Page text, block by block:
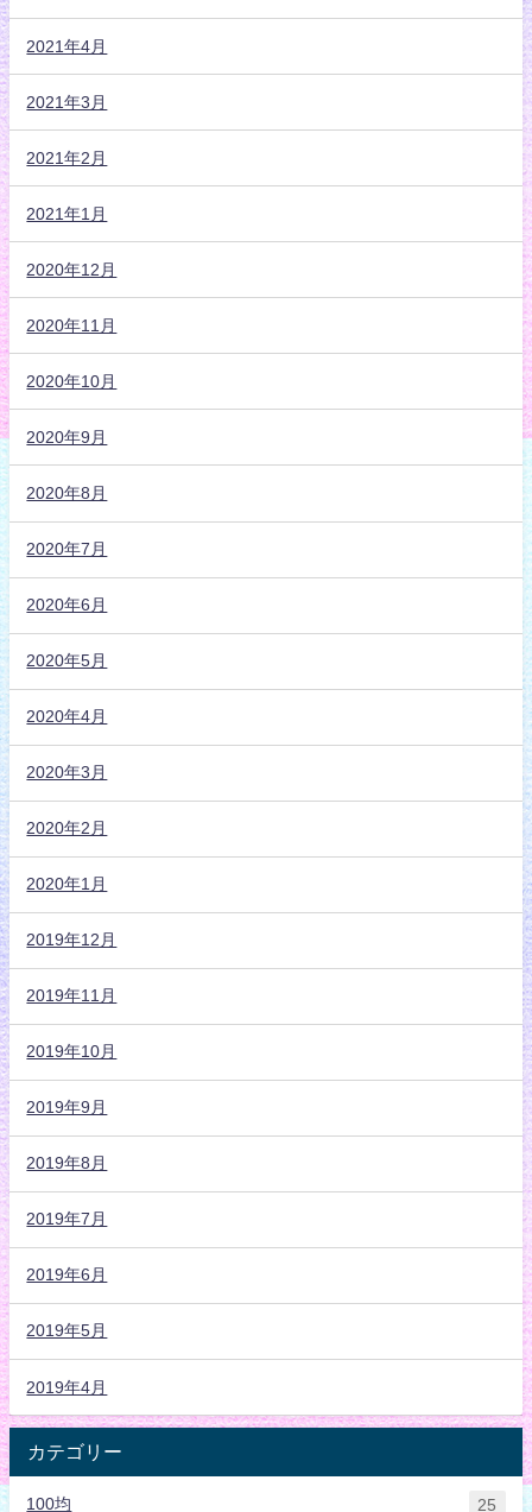
2021年4月
2021年3月
2021年2月
2021年1月
2020年12月
2020年11月
2020年10月
2020年9月
2020年8月
2020年7月
2020年6月
2020年5月
2020年4月
2020年3月
2020年2月
2020年1月
2019年12月
2019年11月
2019年10月
2019年9月
2019年8月
2019年7月
2019年6月
2019年5月
2019年4月
カテゴリー
100均 25